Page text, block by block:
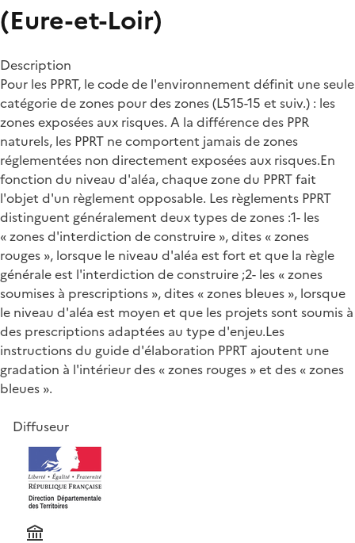
(Eure-et-Loir)
Description
Pour les PPRT, le code de l'environnement définit une seule
catégorie de zones pour des zones (L515-15 et suiv.) : les
zones exposées aux risques. A la différence des PPR
naturels, les PPRT ne comportent jamais de zones
réglementées non directement exposées aux risques.En
fonction du niveau d'aléa, chaque zone du PPRT fait
l'objet d'un règlement opposable. Les règlements PPRT
distinguent généralement deux types de zones :1- les
« zones d'interdiction de construire », dites « zones
rouges », lorsque le niveau d'aléa est fort et que la règle
générale est l'interdiction de construire ;2- les « zones
soumises à prescriptions », dites « zones bleues », lorsque
le niveau d'aléa est moyen et que les projets sont soumis à
des prescriptions adaptées au type d'enjeu.Les
instructions du guide d'élaboration PPRT ajoutent une
gradation à l'intérieur des « zones rouges » et des « zones
bleues ».
Diffuseur